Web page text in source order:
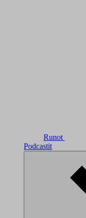
Runot
Podcastit